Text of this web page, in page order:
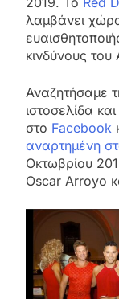
λαμβάνει
κινδύνους του
Αναζητήσαμε
ιστοσελίδα
στο Facebook
αναρτημένη
Οκτωβρίου
Oscar Arroyo